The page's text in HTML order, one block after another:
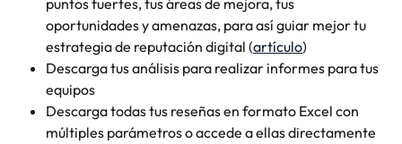
puntos fuertes, tus áreas de mejora, tus
oportunidades y amenazas, para así guiar mejor tu
estrategia de reputación digital (artículo)
Descarga tus análisis para realizar informes para tus
equipos
Descarga todas tus reseñas en formato Excel con
múltiples parámetros o accede a ellas directamente